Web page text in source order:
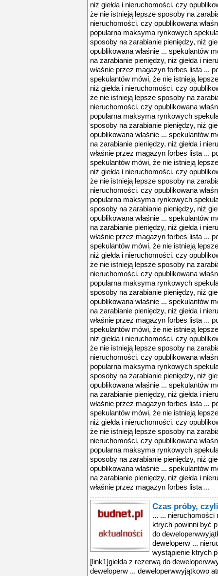
niż giełda i nieruchomości. czy
że nie istnieją lepsze sposoby na
nieruchomości. czy opublikowana
popularna maksyma rynkowych
sposoby na zarabianie pieniędzy, niż
opublikowana właśnie ... spekulantów
na zarabianie pieniędzy, niż giełda i
właśnie przez magazyn forbes lista ...
spekulantów mówi, że nie istnieją
niż giełda i nieruchomości. czy
że nie istnieją lepsze sposoby na
nieruchomości. czy opublikowana
popularna maksyma rynkowych
sposoby na zarabianie pieniędzy, niż
opublikowana właśnie ... spekulantów
na zarabianie pieniędzy, niż giełda i
właśnie przez magazyn forbes lista ...
spekulantów mówi, że nie istnieją
niż giełda i nieruchomości. czy
że nie istnieją lepsze sposoby na
nieruchomości. czy opublikowana
popularna maksyma rynkowych
sposoby na zarabianie pieniędzy, niż
opublikowana właśnie ... spekulantów
na zarabianie pieniędzy, niż giełda i
właśnie przez magazyn forbes lista ...
spekulantów mówi, że nie istnieją
niż giełda i nieruchomości. czy
że nie istnieją lepsze sposoby na
nieruchomości. czy opublikowana
popularna maksyma rynkowych
sposoby na zarabianie pieniędzy, niż
opublikowana właśnie ... spekulantów
na zarabianie pieniędzy, niż giełda i
właśnie przez magazyn forbes lista ...
spekulantów mówi, że nie istnieją
niż giełda i nieruchomości. czy
że nie istnieją lepsze sposoby na
nieruchomości. czy opublikowana
popularna maksyma rynkowych
sposoby na zarabianie pieniędzy, niż
opublikowana właśnie ... spekulantów
na zarabianie pieniędzy, niż giełda i
właśnie przez magazyn forbes lista ...
spekulantów mówi, że nie istnieją
niż giełda i nieruchomości. czy
że nie istnieją lepsze sposoby na
nieruchomości. czy opublikowana
popularna maksyma rynkowych
sposoby na zarabianie pieniędzy, niż
opublikowana właśnie ... spekulantów
na zarabianie pieniędzy, niż giełda i
właśnie przez magazyn forbes lista ...
Czas próby,
... ... nieruchomości
ktrych powinni być
do
deweloperw ...
wystąpienie ktrych
[link1]giełda z rezerwą do
deweloperw ... deweloperwwyjątkowo